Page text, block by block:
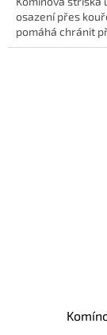
osazení přes
pomáhá chránit